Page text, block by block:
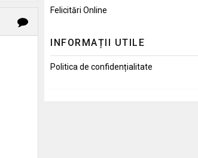
Felicitări Online
INFORMAȚII UTILE
Politica de confidențialitate